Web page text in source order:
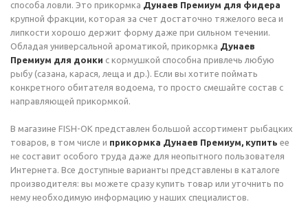
способа ловли. Это прикормка Дунаев Премиум для фидера
крупной фракции, которая за счет достаточно тяжелого веса и
липкости хорошо держит форму даже при сильном течении.
Обладая универсальной ароматикой, прикормка Дунаев
Премиум для донки с кормушкой способна привлечь любую
рыбу (сазана, карася, леща и др.). Если вы хотите поймать
конкретного обитателя водоема, то просто смешайте состав с
направляющей прикормкой.
В магазине FISH-OK представлен большой ассортимент рыбацких
товаров, в том числе и прикормка Дунаев Премиум, купить ее
не составит особого труда даже для неопытного пользователя
Интернета. Все доступные варианты представлены в каталоге
производителя: вы можете сразу купить товар или уточнить по
нему необходимую информацию у наших специалистов.